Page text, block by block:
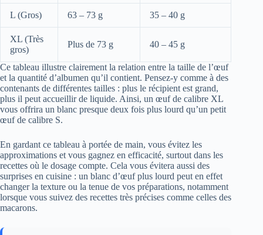
L (Gros) 63 – 73 g 35 – 40 g
XL (Très
gros)
Plus de 73 g 40 – 45 g
Ce tableau illustre clairement la relation entre la taille de l’œuf
et la quantité d’albumen qu’il contient. Pensez-y comme à des
contenants de différentes tailles : plus le récipient est grand,
plus il peut accueillir de liquide. Ainsi, un œuf de calibre XL
vous offrira un blanc presque deux fois plus lourd qu’un petit
œuf de calibre S.
En gardant ce tableau à portée de main, vous évitez les
approximations et vous gagnez en efficacité, surtout dans les
recettes où le dosage compte. Cela vous évitera aussi des
surprises en cuisine : un blanc d’œuf plus lourd peut en effet
changer la texture ou la tenue de vos préparations, notamment
lorsque vous suivez des recettes très précises comme celles des
macarons.